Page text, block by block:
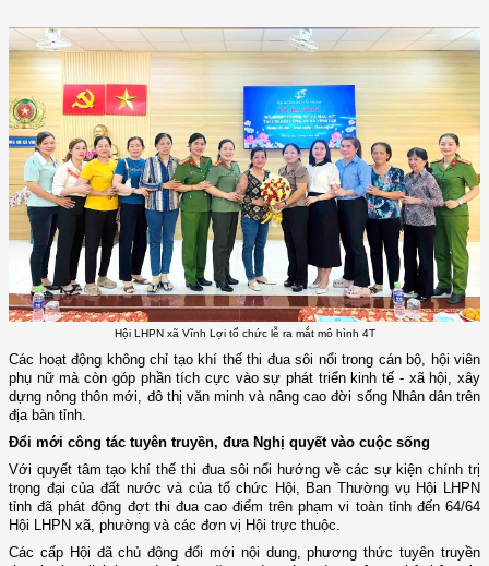
Hội LHPN xã Vĩnh Lợi tổ chức lễ ra mắt mô hình 4T
Các hoạt động không chỉ tạo khí thế thi đua sôi nổi trong cán bộ, hội viên
phụ nữ mà còn góp phần tích cực vào sự phát triển kinh tế - xã hội, xây
dựng nông thôn mới, đô thị văn minh và nâng cao đời sống Nhân dân trên
địa bàn tỉnh.
Đổi mới công tác tuyên truyền, đưa Nghị quyết vào cuộc sống
Với quyết tâm tạo khí thế thi đua sôi nổi hướng về các sự kiện chính trị
trọng đại của đất nước và của tổ chức Hội, Ban Thường vụ Hội LHPN
tỉnh đã phát động đợt thi đua cao điểm trên phạm vi toàn tỉnh đến 64/64
Hội LHPN xã, phường và các đơn vị Hội trực thuộc.
Các cấp Hội đã chủ động đổi mới nội dung, phương thức tuyên truyền